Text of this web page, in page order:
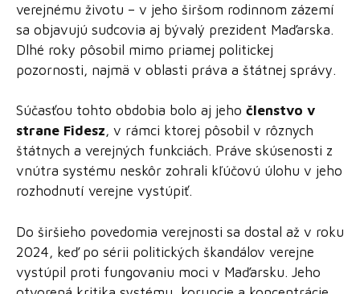
verejnému životu – v jeho širšom rodinnom zázemí
sa objavujú sudcovia aj bývalý prezident Maďarska.
Dlhé roky pôsobil mimo priamej politickej
pozornosti, najmä v oblasti práva a štátnej správy.
Súčasťou tohto obdobia bolo aj jeho členstvo v
strane Fidesz, v rámci ktorej pôsobil v rôznych
štátnych a verejných funkciách. Práve skúsenosti z
vnútra systému neskôr zohrali kľúčovú úlohu v jeho
rozhodnutí verejne vystúpiť.
Do širšieho povedomia verejnosti sa dostal až v roku
2024, keď po sérii politických škandálov verejne
vystúpil proti fungovaniu moci v Maďarsku. Jeho